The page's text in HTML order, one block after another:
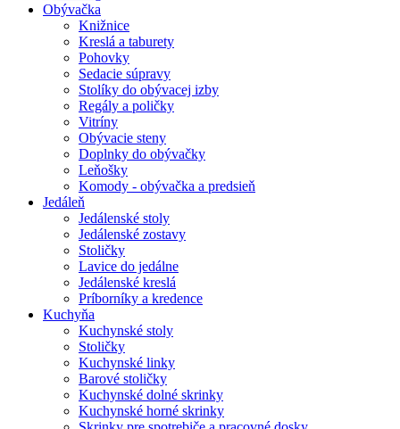
Obývačka
Knižnice
Kreslá a taburety
Pohovky
Sedacie súpravy
Stolíky do obývacej izby
Regály a poličky
Vitríny
Obývacie steny
Doplnky do obývačky
Leňošky
Komody - obývačka a predsieň
Jedáleň
Jedálenské stoly
Jedálenské zostavy
Stoličky
Lavice do jedálne
Jedálenské kreslá
Príborníky a kredence
Kuchyňa
Kuchynské stoly
Stoličky
Kuchynské linky
Barové stoličky
Kuchynské dolné skrinky
Kuchynské horné skrinky